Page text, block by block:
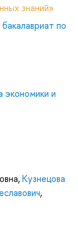
знаний»
по
экономики и
,Кузнецова
,